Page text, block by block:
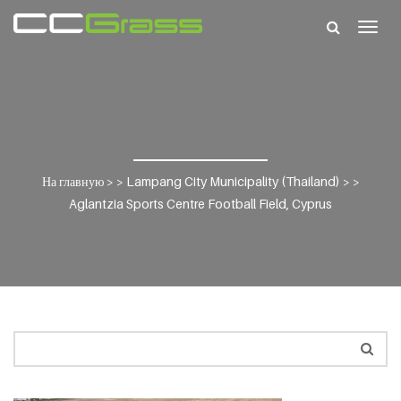
На главную> > Lampang City Municipality (Thailand) > >
Aglantzia Sports Centre Football Field, Cyprus